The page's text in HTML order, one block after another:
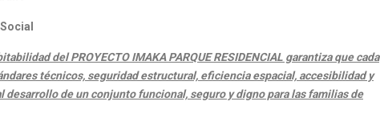
del PROYECTO IMAKA PARQUE RESIDENCIAL garantiza que cada
técnicos, seguridad estructural, eficiencia espacial, accesibilidad y
de un conjunto funcional, seguro y digno para las familias de